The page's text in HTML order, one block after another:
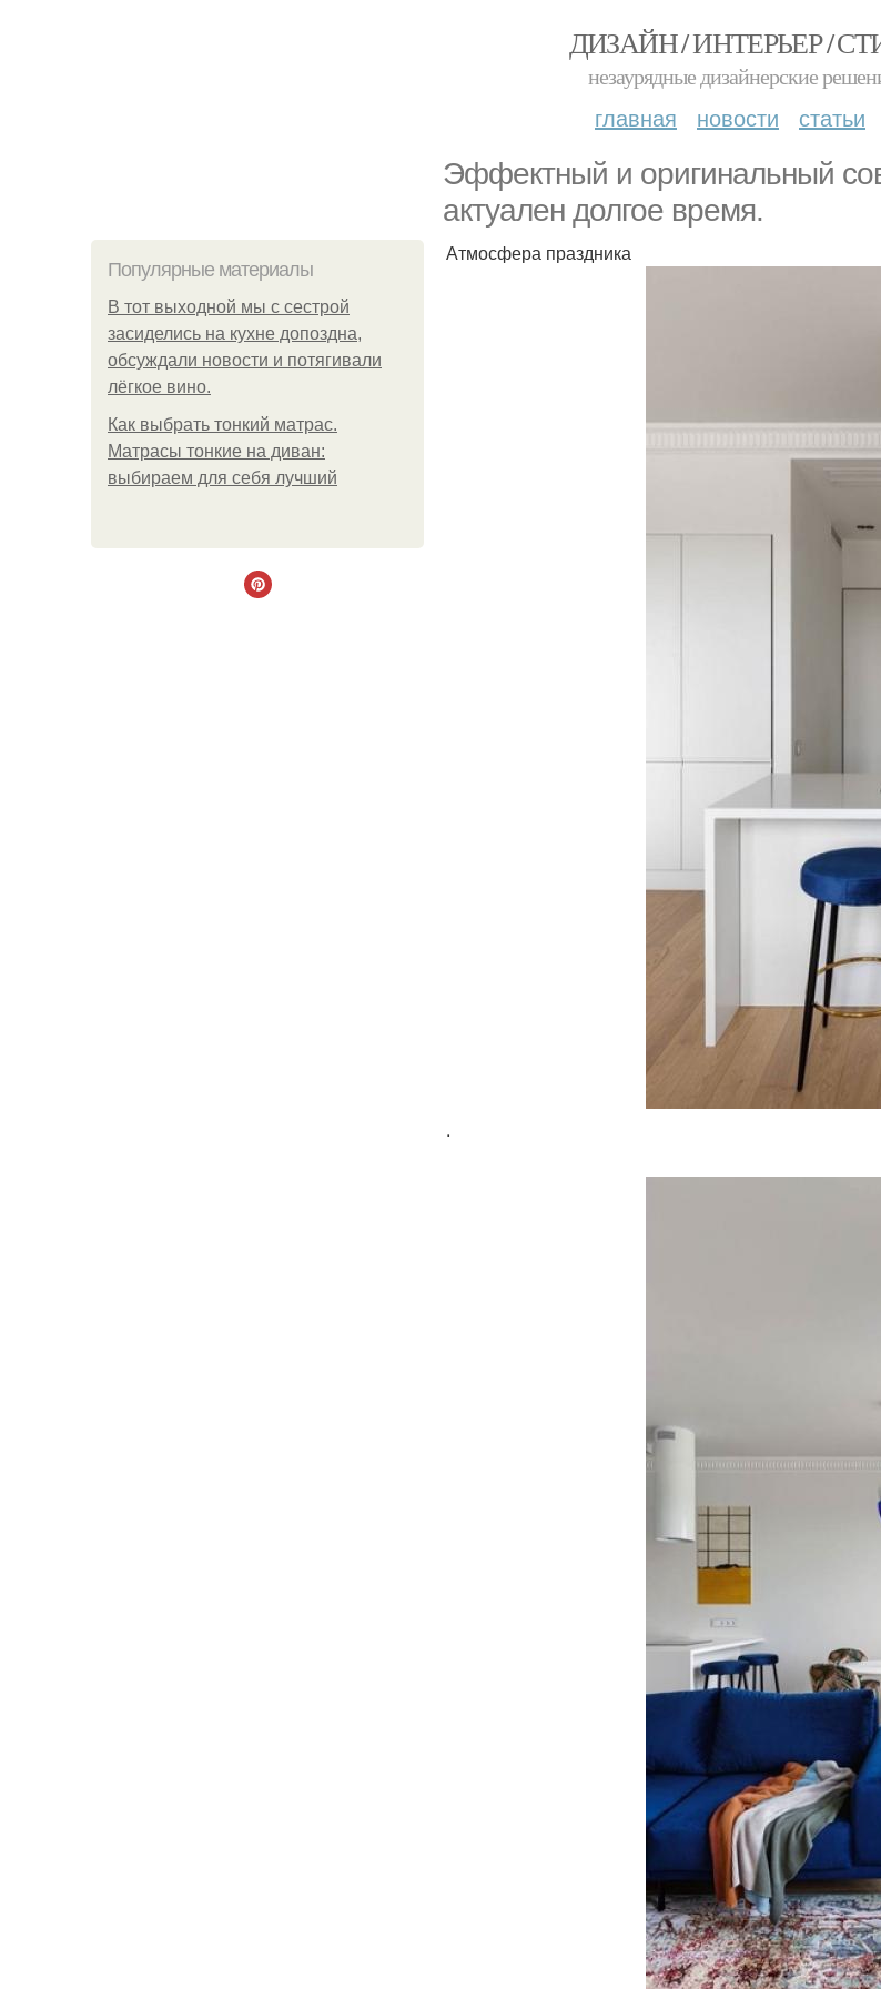
ДИЗАЙН / ИНТЕРЬЕР /
незаурядные дизайнерские
главная новости статьи
Эффектный и оригинальный
актуален долгое время.
Популярные материалы
В тот выходной мы с сестрой
засиделись на кухне допоздна,
обсуждали новости и потягивали
лёгкое вино.
Как выбрать тонкий матрас.
Матрасы тонкие на диван:
выбираем для себя лучший
Атмосфера праздника
.